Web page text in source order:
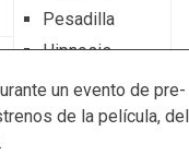
Pesadilla
Hipnosis
Cinta clásica
un evento de pre-
de la película, del